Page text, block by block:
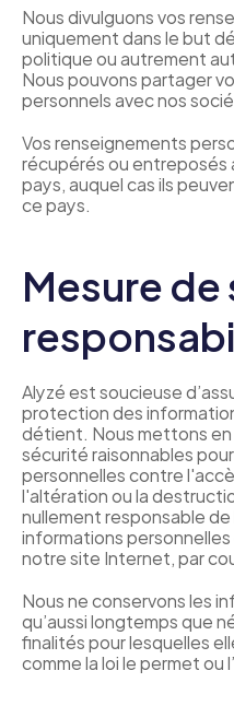
Nous divulguons vos
uniquement dans le but
politique ou autrement
Nous pouvons partager
personnels avec nos
Vos renseignements
récupérés ou entreposés
pays, auquel cas ils
ce pays.
Mesure
Alyzé est soucieuse
protection des
détient. Nous mettons
sécurité raisonnables
personnelles contre
l'altération ou la
nullement responsable
informations
notre site Internet, par
Nous ne conservons les
qu’aussi longtemps que
finalités pour lesquelles
comme la loi le permet ou